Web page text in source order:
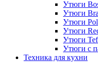
Утюги
Утюги
Утюги
Утюги
Утюги
Утюги с
Техника для кухни